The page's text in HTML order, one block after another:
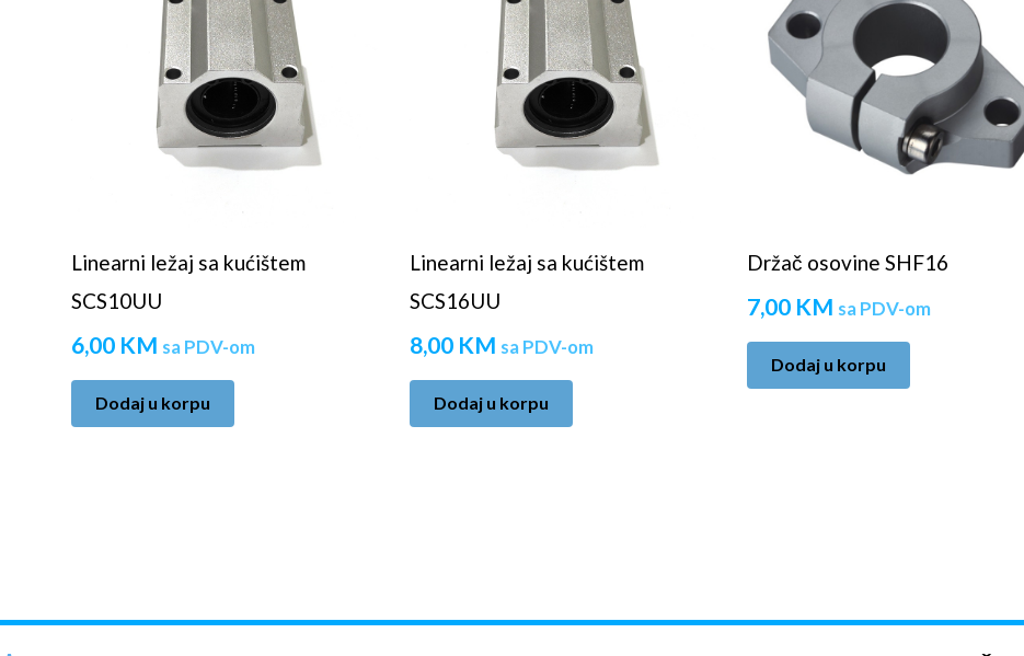
Linearni ležaj sa kućištem
SCS10UU
6,00 KM sa PDV-om
Dodaj u korpu
Linearni ležaj sa kućištem
SCS16UU
8,00 KM sa PDV-om
Dodaj u korpu
Držač osovine SHF16
7,00 KM sa PDV-om
Dodaj u korpu